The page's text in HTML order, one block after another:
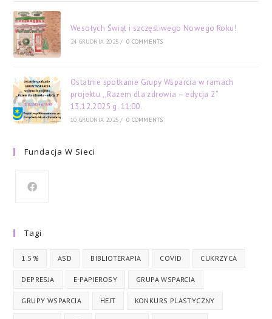
Wesołych Świąt i szczęśliwego Nowego Roku!
24 GRUDNIA 2025 / 0 COMMENTS
Ostatnie spotkanie Grupy Wsparcia w ramach
projektu ,,Razem dla zdrowia – edycja 2”
13.12.2025 g. 11:00.
10 GRUDNIA 2025 / 0 COMMENTS
Fundacja W Sieci
Tagi
1.5% ASD BIBLIOTERAPIA COVID CUKRZYCA
DEPRESJA E-PAPIEROSY GRUPA WSPARCIA
GRUPY WSPARCIA HEJT KONKURS PLASTYCZNY